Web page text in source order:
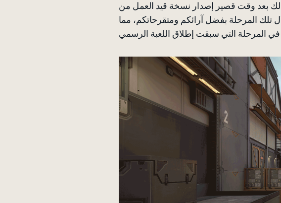
ذلك بعد وقت قصير إصدار نسخة قيد العمل من
تلك المرحلة بفضل آرائكم ومتقرحاتكم، مما